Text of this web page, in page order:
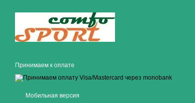
Принимаем к оплате
Мобильная версия